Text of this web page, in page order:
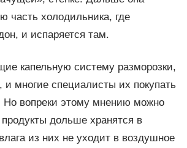
часть холодильника, где
и испаряется там.
капельную систему разморозки,
многие специалисты их покупать
Но вопреки этому мнению можно
дольше хранятся в
из них не уходит в воздушное